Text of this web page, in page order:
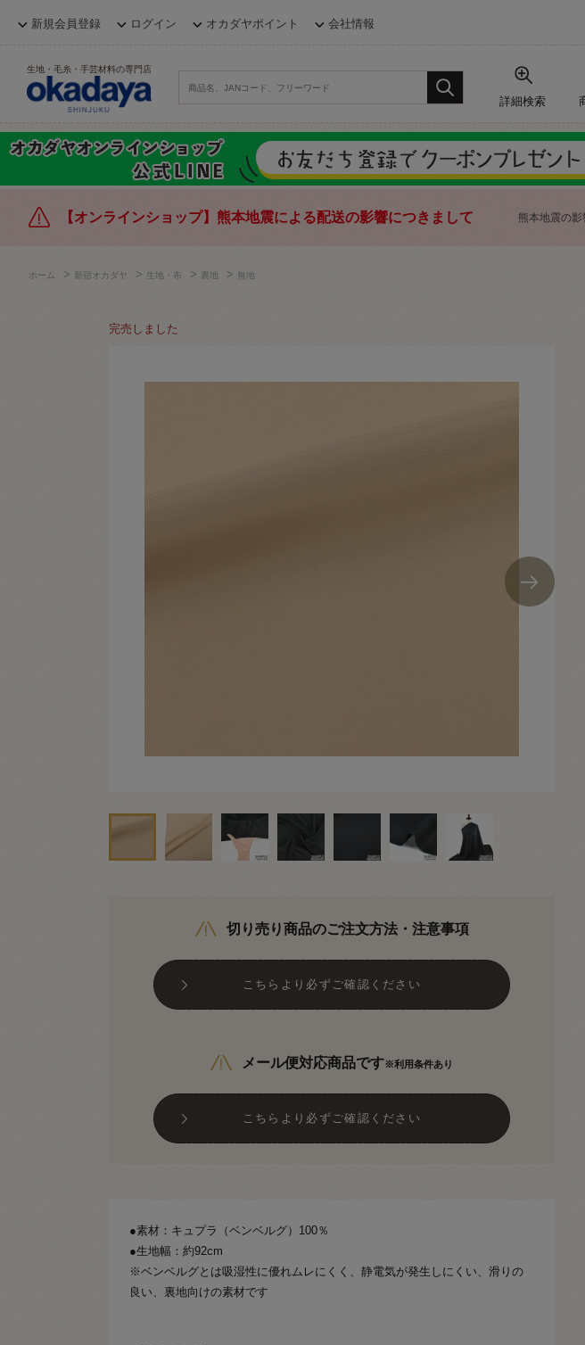
新規会員登録 ログイン オカダヤポイント 会社情報
生地・毛糸・手芸材料の専門店
詳細検索
【オンラインショップ】熊本地震による配送の影響につきまして 熊本地震の
ホーム > 新宿オカダヤ > 生地・布 > 裏地 > 無地
完売しました
切り売り商品のご注文方法・注意事項
こちらより必ずご確認ください
メール便対応商品です※利用条件あり
こちらより必ずご確認ください
●素材：キュプラ（ベンベルグ）100％
●生地幅：約92cm
※ベンベルグとは吸湿性に優れムレにくく、静電気が発生しにくい、滑りの
良い、裏地向けの素材です